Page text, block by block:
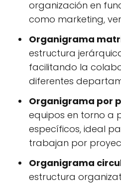
organización en
como marketing,
Organigrama
estructura
facilitando la
diferentes
Organigrama por
equipos en torno a
específicos, ideal
trabajan por
Organigrama
estructura